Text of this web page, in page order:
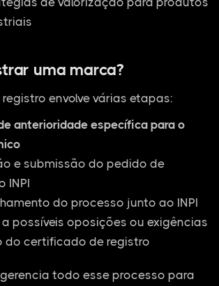
uma marca?
envolve várias etapas:
anterioridade específica para o
e submissão do pedido de
INPI
do processo junto ao INPI
possíveis oposições ou exigências
do certificado de registro
gerencia todo esse processo para